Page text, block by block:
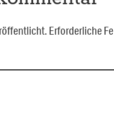
Erforderliche